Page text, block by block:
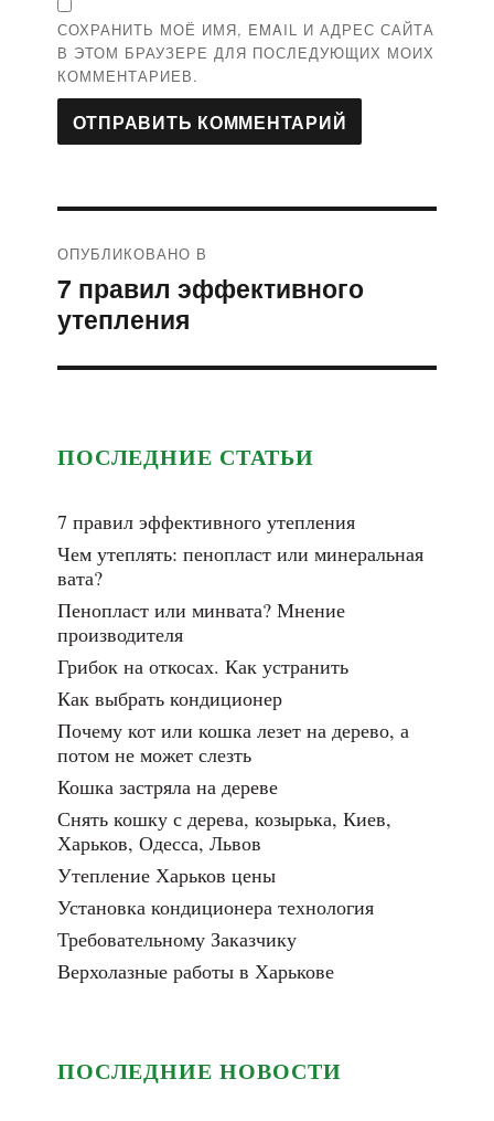
СОХРАНИТЬ МОЁ ИМЯ, EMAIL И АДРЕС САЙТА
В ЭТОМ БРАУЗЕРЕ ДЛЯ ПОСЛЕДУЮЩИХ МОИХ
КОММЕНТАРИЕВ.
Навигация
по
записям
ОПУБЛИКОВАНО В
7 правил эффективного
утепления
ПОСЛЕДНИЕ СТАТЬИ
7 правил эффективного утепления
Чем утеплять: пенопласт или минеральная
вата?
Пенопласт или минвата? Мнение
производителя
Грибок на откосах. Как устранить
Как выбрать кондиционер
Почему кот или кошка лезет на дерево, а
потом не может слезть
Кошка застряла на дереве
Снять кошку с дерева, козырька, Киев,
Харьков, Одесса, Львов
Утепление Харьков цены
Установка кондиционера технология
Требовательному Заказчику
Верхолазные работы в Харькове
ПОСЛЕДНИЕ НОВОСТИ